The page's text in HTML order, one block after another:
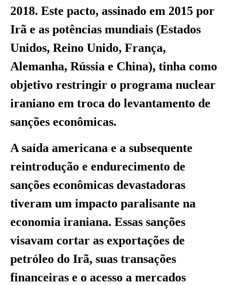
2018. Este pacto, assinado em 2015 por
Irã e as potências mundiais (Estados
Unidos, Reino Unido, França,
Alemanha, Rússia e China), tinha como
objetivo restringir o programa nuclear
iraniano em troca do levantamento de
sanções econômicas.
A saída americana e a subsequente
reintrodução e endurecimento de
sanções econômicas devastadoras
tiveram um impacto paralisante na
economia iraniana. Essas sanções
visavam cortar as exportações de
petróleo do Irã, suas transações
financeiras e o acesso a mercados